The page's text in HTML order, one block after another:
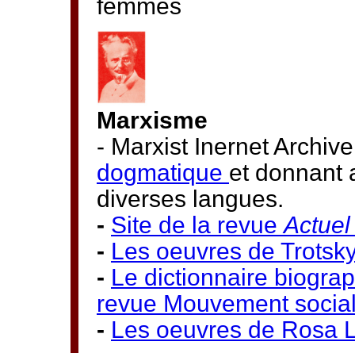
femmes
Marxisme
- Marxist Inernet
dogmatique et donnant
diverses langues.
- Site de la revue
- Les oeuvres de
- Le dictionnaire
revue Mouvement
- Les oeuvres de Rosa